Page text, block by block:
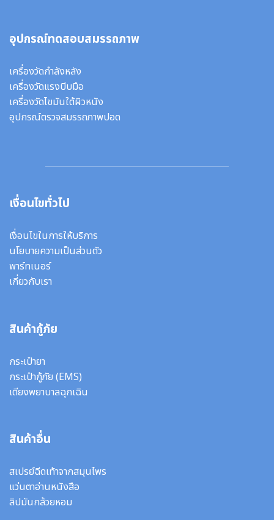
อุปกรณ์ทดสอบสมรรถภาพ
เครื่องวัดกำลังหลัง
เครื่องวัดแรงบีบมือ
เครื่องวัดไขมันใต้ผิวหนัง
อุปกรณ์ตรวจสมรรถภาพปอด
เงื่อนไขทั่วไป
เงื่อนไขในการให้บริการ
นโยบายความเป็นส่วนตัว
พาร์ทเนอร์
เกี่ยวกับเรา
สินค้ากู้ภัย
กระเป๋ายา
กระเป๋ากู้ภัย (EMS)
เตียงพยาบาลฉุกเฉิน
สินค้าอื่น
สเปรย์ฉีดเท้าจากสมุนไพร
แว่นตาอ่านหนังสือ
ลิปมันกล้วยหอม